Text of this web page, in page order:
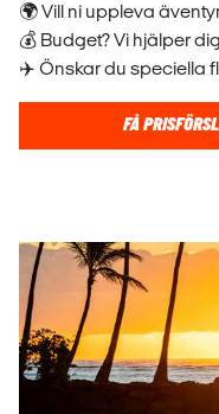
🌍 Vill ni uppleva
💰 Budget? Vi hjälper
✈️ Önskar du speciella
FÅ